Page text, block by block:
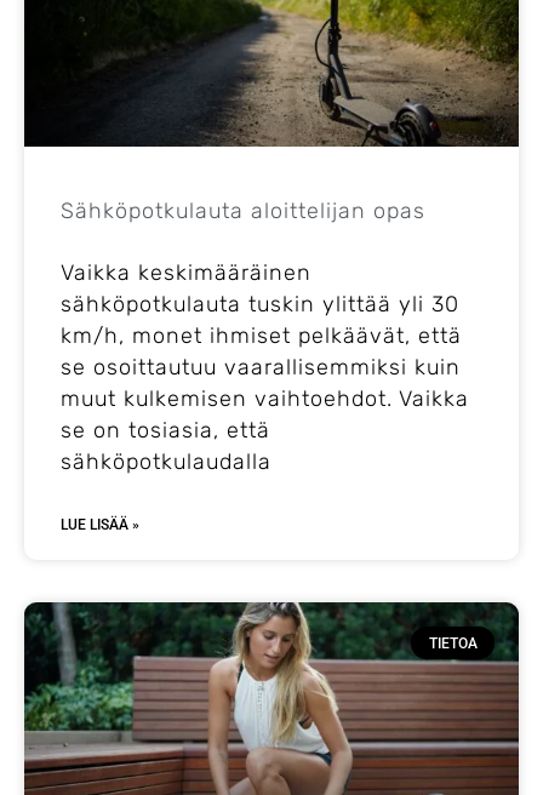
Sähköpotkulauta aloittelijan opas
Vaikka keskimääräinen
sähköpotkulauta tuskin ylittää yli 30
km/h, monet ihmiset pelkäävät, että
se osoittautuu vaarallisemmiksi kuin
muut kulkemisen vaihtoehdot. Vaikka
se on tosiasia, että
sähköpotkulaudalla
LUE LISÄÄ »
TIETOA